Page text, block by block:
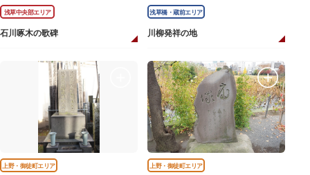
浅草中央部エリア
石川啄木の歌碑
浅草橋・蔵前エリア
川柳発祥の地
上野・御徒町エリア 上野・御徒町エリア